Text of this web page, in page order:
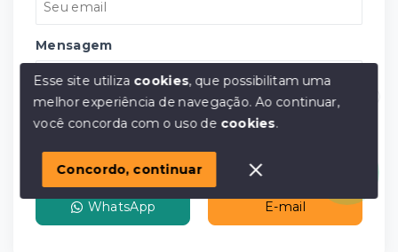
Mensagem
Concordo com aPolítica de Privacidade
WhatsApp E-mail
Olá! em posso ajudar?
Esse site utiliza cookies, que possibilitam uma
melhor experiência de navegação.Ao continuar,
você concorda com o uso de cookies.
Concordo, continuar